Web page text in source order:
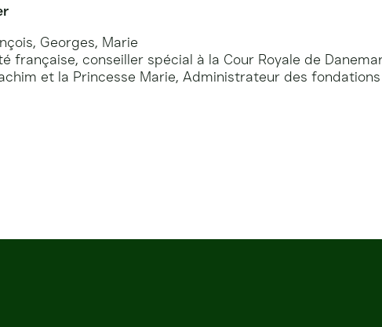
Georges, Marie
française, conseiller spécial à la Cour Royale de
et la Princesse Marie, Administrateur des